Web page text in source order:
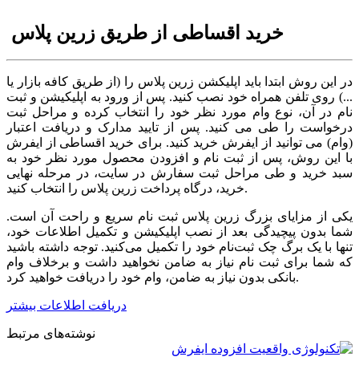
خرید اقساطی از طریق زرین پلاس
در این روش ابتدا باید اپلیکشن زرین پلاس را (از طریق کافه بازار یا
...) روی تلفن همراه خود نصب کنید. پس از ورود به اپلیکیشن و ثبت
نام در آن، نوع وام مورد نظر خود را انتخاب کرده و مراحل ثبت
درخواست را طی می کنید. پس از تایید مدارک و دریافت اعتبار
(وام) می توانید از ایفرش خرید کنید. برای خرید اقساطی از ایفرش
با این روش، پس از ثبت نام و افزودن محصول مورد نظر خود به
سبد خرید و طی مراحل ثبت سفارش در سایت، در مرحله نهایی
خرید، درگاه پرداخت زرین پلاس را انتخاب کنید.
یکی از مزایای بزرگ زرین پلاس ثبت‌ نام سریع و راحت آن است.
شما بدون پیچیدگی بعد از نصب اپلیکیشن و تکمیل اطلاعات خود،
تنها با یک برگ چک ثبت‌نام خود را تکمیل می‌کنید. توجه داشته باشید
که شما برای ثبت نام نیاز به ضامن نخواهید داشت و برخلاف وام
بانکی بدون نیاز به ضامن، وام خود را دریافت خواهید کرد.
دریافت اطلاعات بیشتر
نوشته‌های مرتبط